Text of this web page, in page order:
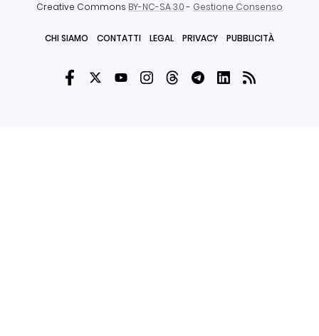
Creative Commons BY-NC-SA 3.0- Gestione Consenso
CHI SIAMO CONTATTI LEGAL PRIVACY PUBBLICITÀ